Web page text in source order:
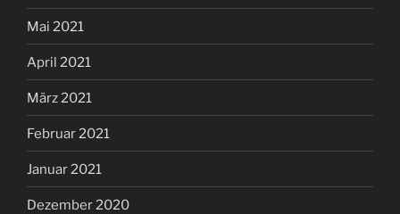
Mai 2021
April 2021
März 2021
Februar 2021
Januar 2021
Dezember 2020